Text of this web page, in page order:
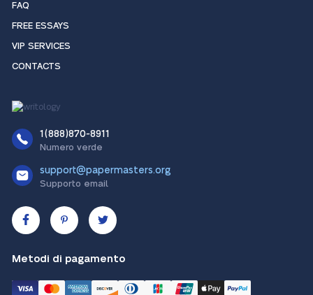
FAQ
FREE ESSAYS
VIP SERVICES
CONTACTS
1(888)870-8911
Numero verde
support@papermasters.org
Supporto email
Metodi di pagamento